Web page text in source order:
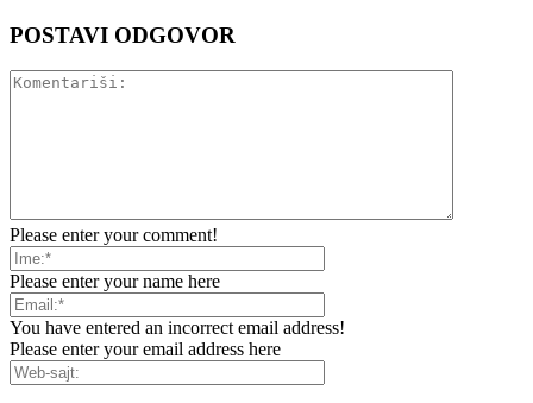
POSTAVI ODGOVOR
Please enter your comment!
Please enter your name here
You have entered an incorrect email address!
Please enter your email address here